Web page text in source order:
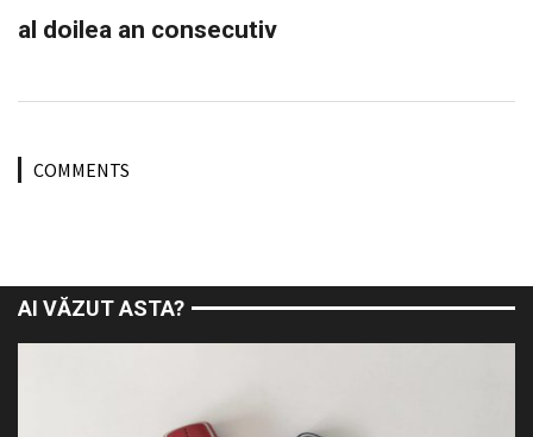
al doilea an consecutiv
COMMENTS
AI VĂZUT ASTA?